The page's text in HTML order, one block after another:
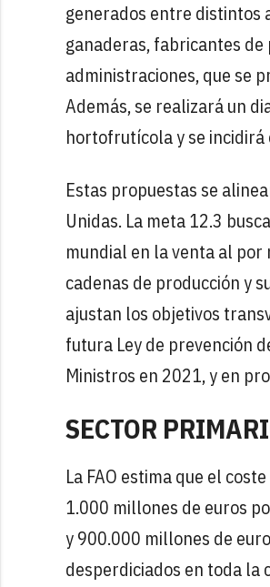
generados entre distintos
ganaderas, fabricantes
administraciones, que se
Además, se realizará un
hortofrutícola y se incidirá
Estas propuestas se
Unidas. La meta 12.3
mundial en la venta al
cadenas de producción y
ajustan los objetivos
futura Ley de prevención
Ministros en 2021, y en
SECTOR
La FAO estima que el
1.000 millones de euros
y 900.000 millones de
desperdiciados en toda la